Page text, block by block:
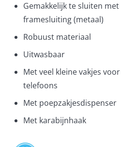
Gemakkelijk te sluiten
framesluiting (metaal)
Robuust materiaal
Uitwasbaar
Met veel kleine vakjes
telefoons
Met poepzakjesdispenser
Met karabijnhaak